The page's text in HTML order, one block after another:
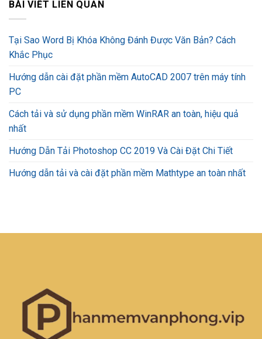
BÀI VIẾT LIÊN QUAN
Tại Sao Word Bị Khóa Không Đánh Được Văn Bản? Cách
Khắc Phục
Hướng dẫn cài đặt phần mềm AutoCAD 2007 trên máy tính
PC
Cách tải và sử dụng phần mềm WinRAR an toàn, hiệu quả
nhất
Hướng Dẫn Tải Photoshop CC 2019 Và Cài Đặt Chi Tiết
Hướng dẫn tải và cài đặt phần mềm Mathtype an toàn nhất